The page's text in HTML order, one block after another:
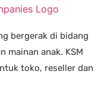
bergerak di bidang
mainan anak. KSM
toko, reseller dan